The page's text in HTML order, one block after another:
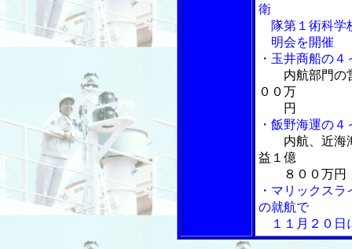
衛
隊第１術科学
明会を開催
・玉井商船の
内航部門の
００万
円
・飯野海運の
内航、近海
益１億
８００万円
・マリックス
の就航で
１１月２０日